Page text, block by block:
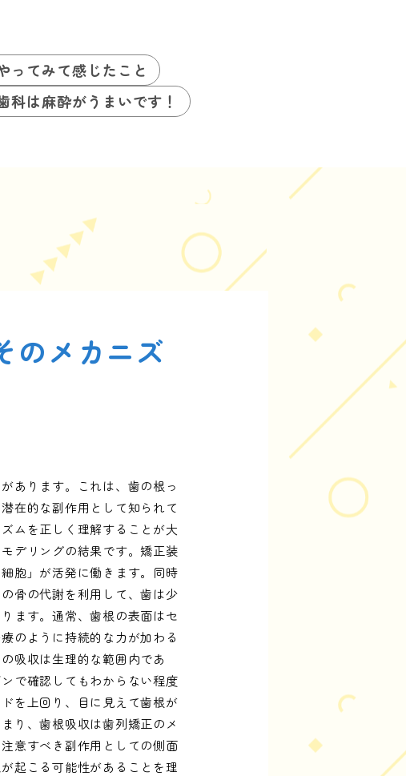
ってみて感じたこと
科は麻酔がうまいです！
のメカニズ
あります。これは、歯の根っ
在的な副作用として知られて
ムを正しく理解することが大
デリングの結果です。矯正装
胞」が活発に働きます。同時
骨の代謝を利用して、歯は少
ます。通常、歯根の表面はセ
のように持続的な力が加わる
吸収は生理的な範囲内であ
で確認してもわからない程度
を上回り、目に見えて歯根が
り、歯根吸収は歯列矯正のメ
意すべき副作用としての側面
起こる可能性があることを理